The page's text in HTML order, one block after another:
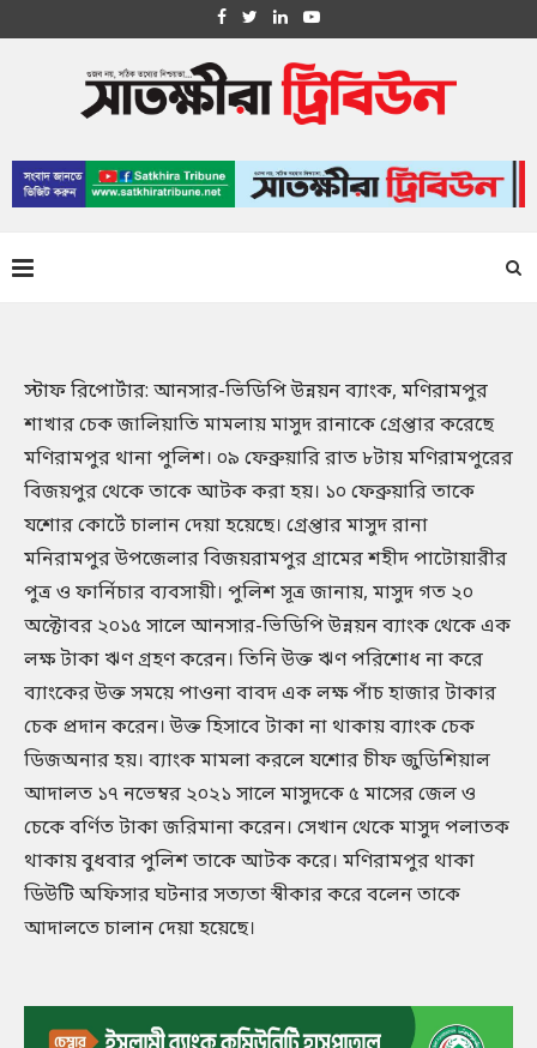
স্টাফ রিপোর্টার: আনসার-ভিডিপি উন্নয়ন ব্যাংক, মণিরামপুর
শাখার চেক জালিয়াতি মামলায় মাসুদ রানাকে গ্রেপ্তার করেছে
মণিরামপুর থানা পুলিশ। ০৯ ফেব্রুয়ারি রাত ৮টায় মণিরামপুরের
বিজয়পুর থেকে তাকে আটক করা হয়। ১০ ফেব্রুয়ারি তাকে
যশোর কোর্টে চালান দেয়া হয়েছে। গ্রেপ্তার মাসুদ রানা
মনিরামপুর উপজেলার বিজয়রামপুর গ্রামের শহীদ পাটোয়ারীর
পুত্র ও ফার্নিচার ব্যবসায়ী। পুলিশ সূত্র জানায়, মাসুদ গত ২০
অক্টোবর ২০১৫ সালে আনসার-ভিডিপি উন্নয়ন ব্যাংক থেকে এক
লক্ষ টাকা ঋণ গ্রহণ করেন। তিনি উক্ত ঋণ পরিশোধ না করে
ব্যাংকের উক্ত সময়ে পাওনা বাবদ এক লক্ষ পাঁচ হাজার টাকার
চেক প্রদান করেন। উক্ত হিসাবে টাকা না থাকায় ব্যাংক চেক
ডিজঅনার হয়। ব্যাংক মামলা করলে যশোর চীফ জুডিশিয়াল
আদালত ১৭ নভেম্বর ২০২১ সালে মাসুদকে ৫ মাসের জেল ও
চেকে বর্ণিত টাকা জরিমানা করেন। সেখান থেকে মাসুদ পলাতক
থাকায় বুধবার পুলিশ তাকে আটক করে। মণিরামপুর থাকা
ডিউটি অফিসার ঘটনার সত্যতা স্বীকার করে বলেন তাকে
আদালতে চালান দেয়া হয়েছে।